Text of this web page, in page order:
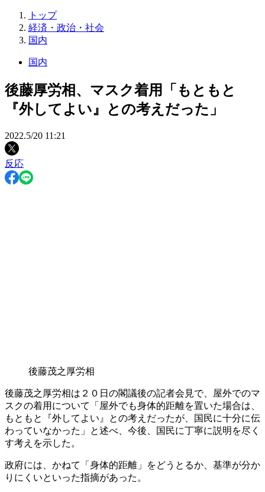
トップ
経済・政治・社会
国内
国内
後藤厚労相、マスク着用「もともと
『外してよい』との考えだった」
2022.5/20 11:21
反応
後藤茂之厚労相
後藤茂之厚労相は２０日の閣議後の記者会見で、屋外でのマ
スクの着用について「屋外でも身体的距離を置いた場合は、
もともと『外してよい』との考えだったが、国民に十分に伝
わっていなかった」と述べ、今後、国民に丁寧に説明を尽く
す考えを示した。
政府には、かねて「身体的距離」をどうとるか、基準が分か
りにくいといった指摘があった。